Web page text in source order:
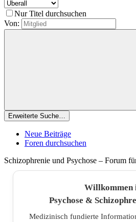
Nur Titel durchsuchen
Von:
Erweiterte Suche…
Neue Beiträge
Foren durchsuchen
Schizophrenie und Psychose – Forum
Willkommen
Psychose &
Medizinisch fundierte